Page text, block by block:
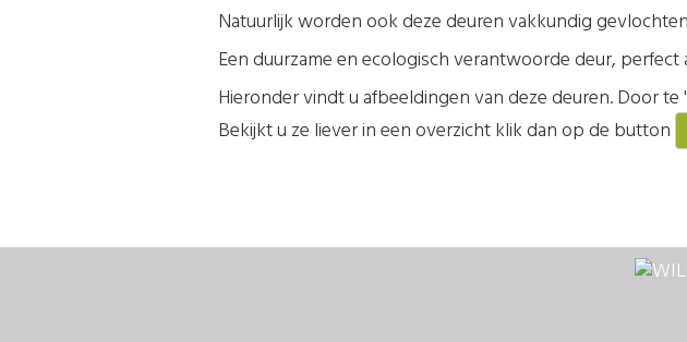
Natuurlijk worden ook deze deuren vakkundig
Een duurzame en ecologisch verantwoorde deur,
Hieronder vindt u afbeeldingen van deze deuren. Door
Bekijkt u ze liever in een overzicht klik dan op de button